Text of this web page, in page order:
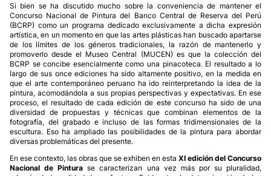
Si bien se ha discutido mucho sobre la conveniencia de mantener el
Concurso Nacional de Pintura del Banco Central de Reserva del Perú
(BCRP) como un programa dedicado exclusivamente a dicha expresión
artística, en un momento en que las artes plásticas han buscado apartarse
de los límites de los géneros tradicionales, la razón de mantenerlo y
promoverlo desde el Museo Central (MUCEN) es que la colección del
BCRP se concibe esencialmente como una pinacoteca. El resultado a lo
largo de sus once ediciones ha sido altamente positivo, en la medida en
que el arte contemporáneo peruano ha ido reinterpretando la idea de la
pintura, acomodándola a sus propias perspectivas y expectativas. En ese
proceso, el resultado de cada edición de este concurso ha sido de una
diversidad de propuestas y técnicas que combinan elementos de la
fotografía, del grabado e incluso de las formas tridimensionales de la
escultura. Eso ha ampliado las posibilidades de la pintura para abordar
diversas problemáticas del presente.
En ese contexto, las obras que se exhiben en esta XI edición del Concurso
Nacional de Pinturase caracterizan una vez más por su pluralidad,